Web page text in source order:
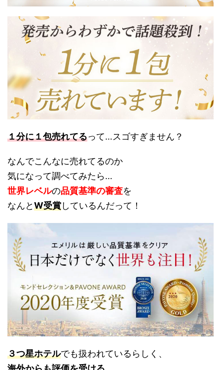
１分に１包売れてるって…スゴすぎません？
なんでこんなに売れてるのか
気になって調べてみたら…
世界レベルの品質基準の審査を
なんとW受賞しているんだって！
３つ星ホテルでも扱われているらしく、